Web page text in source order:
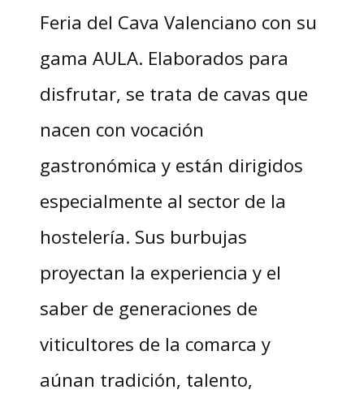
Feria del Cava Valenciano con su
gama AULA. Elaborados para
disfrutar, se trata de cavas que
nacen con vocación
gastronómica y están dirigidos
especialmente al sector de la
hostelería. Sus burbujas
proyectan la experiencia y el
saber de generaciones de
viticultores de la comarca y
aúnan tradición, talento,